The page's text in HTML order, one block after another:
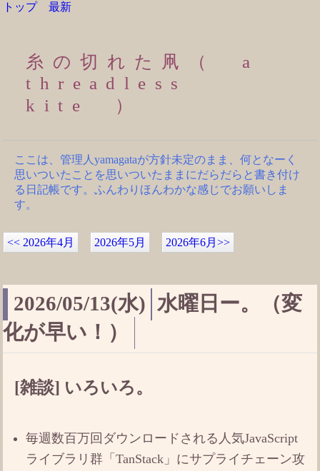
トップ 最新
糸の切れた凧（ a
threadless
kite ）
ここは、管理人yamagataが方針未定のまま、何となーく
思いついたことを思いついたままにだらだらと書き付け
る日記帳です。ふんわりほんわかな感じでお願いしま
す。
<<2026年4月 2026年5月 2026年6月>>
2026/05/13(水) 水曜日ー。（変
化が早い！）
[雑談] いろいろ。
毎週数百万回ダウンロードされる人気JavaScript
ライブラリ群「TanStack」にサプライチェーン攻